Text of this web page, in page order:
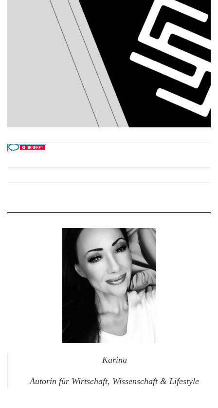
Karina
Autorin für Wirtschaft, Wissenschaft & Lifestyle